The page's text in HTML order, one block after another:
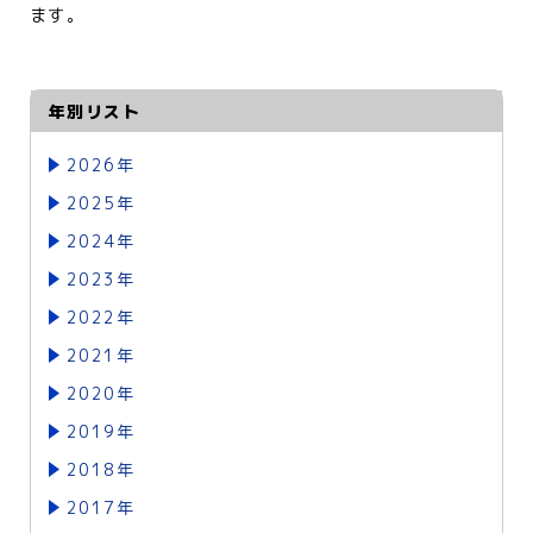
ます。
年別リスト
2026年
2025年
2024年
2023年
2022年
2021年
2020年
2019年
2018年
2017年